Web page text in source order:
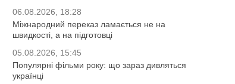
06.08.2026, 18:28
Міжнародний переказ ламається не на
швидкості, а на підготовці
05.08.2026, 15:45
Популярні фільми року: що зараз дивляться
українці